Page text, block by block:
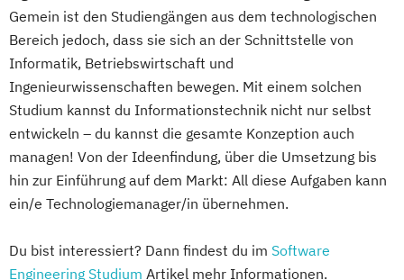
Gemein ist den Studiengängen aus dem technologischen
Bereich jedoch, dass sie sich an der Schnittstelle von
Informatik, Betriebswirtschaft und
Ingenieurwissenschaften bewegen. Mit einem solchen
Studium kannst du Informationstechnik nicht nur selbst
entwickeln – du kannst die gesamte Konzeption auch
managen! Von der Ideenfindung, über die Umsetzung bis
hin zur Einführung auf dem Markt: All diese Aufgaben kann
ein/e Technologiemanager/in übernehmen.
Du bist interessiert? Dann findest du im Software
Engineering Studium Artikel mehr Informationen.